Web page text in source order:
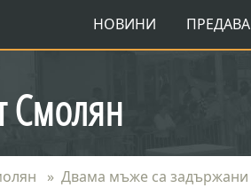
НОВИНИ
Смолян
Двама мъже са